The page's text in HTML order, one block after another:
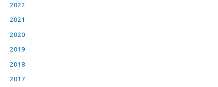
2022
2021
2020
2019
2018
2017